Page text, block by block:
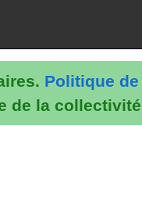
Politique
de la collectivité